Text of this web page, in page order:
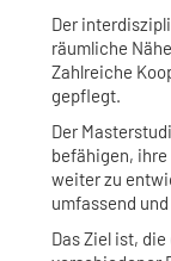
Der
räumliche
Zahlreiche
gepflegt.
Der
befähigen,
weiter zu
umfassend
Das Ziel ist,